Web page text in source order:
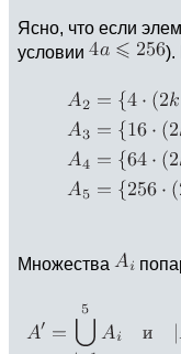
Ясно, что если
условии
).
Множества